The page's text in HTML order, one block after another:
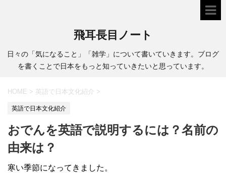
飛耳長目ノート
日々の「気になること」「雑学」について書いていきます。ブログ
を書くことで日本をもっと知っていきたいと思っています。
HOME > 英語で日本文化紹介 >
英語で日本文化紹介
おでんを英語で説明するには？名前の
由来は？
寒い季節になってきました。